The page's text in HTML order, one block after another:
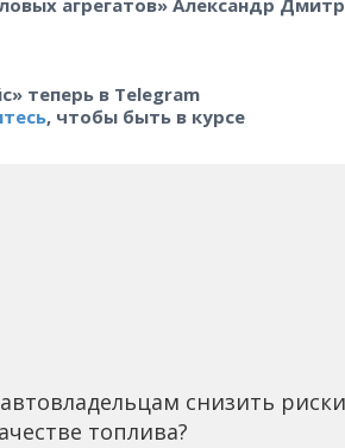
агрегатов» Александр
теперь в Telegram
, чтобы быть в курсе
снизить риски
топлива?